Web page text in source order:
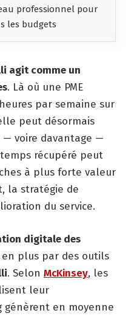
professionnel pour
les budgets
agit comme un
. Là où une PME
par semaine sur
peut désormais
— voire davantage —
récupéré peut
à plus forte valeur
la stratégie de
du service.
digitale des
en plus par des outils
. Selon McKinsey, les
leur
génèrent en moyenne